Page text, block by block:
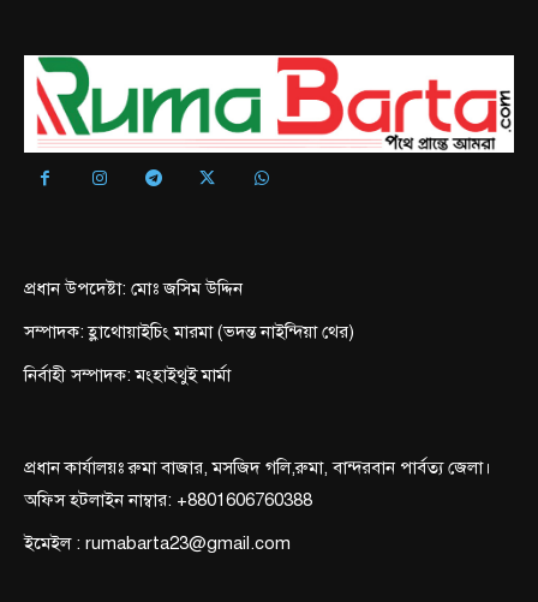
প্রধান উপদেষ্টা: মোঃ জসিম উদ্দিন
সম্পাদক: হ্লাথোয়াইচিং মারমা (ভদন্ত নাইন্দিয়া থের)
নির্বাহী সম্পাদক: মংহাইথুই মার্মা
প্রধান কার্যালয়ঃ রুমা বাজার, মসজিদ গলি,রুমা, বান্দরবান পার্বত্য জেলা।
অফিস হটলাইন নাম্বার: +8801606760388
ইমেইল : rumabarta23@gmail.com